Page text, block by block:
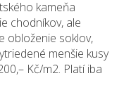
kameňa
chodníkov, ale
obloženie soklov,
menšie kusy
Kč/m2. Platí iba